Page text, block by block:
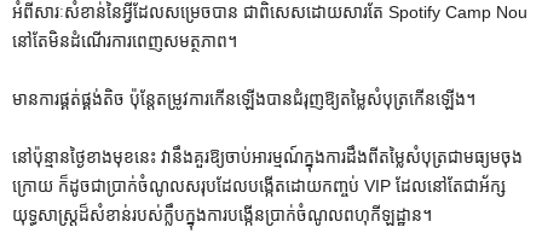
អំពីសារៈសំខាន់នៃអ្វីដែលសម្រេចបាន ជាពិសេសដោយសារតែ Spotify Camp Nou
នៅតែមិនដំណើរការពេញសមត្ថភាព។
មានការផ្គត់ផ្គង់តិច ប៉ុន្តែតម្រូវការកើនឡើងបានជំរុញឱ្យតម្លៃសំបុត្រកើនឡើង។
នៅប៉ុន្មានថ្ងៃខាងមុខនេះ វានឹងគួរឱ្យចាប់អារម្មណ៍ក្នុងការដឹងពីតម្លៃសំបុត្រជាមធ្យមចុង
ក្រោយ ក៏ដូចជាប្រាក់ចំណូលសរុបដែលបង្កើតដោយកញ្ចប់ VIP ដែលនៅតែជាអ័ក្ស
យុទ្ធសាស្ត្រដ៏សំខាន់របស់ក្លឹបក្នុងការបង្កើនប្រាក់ចំណូលពហុកីឡដ្ឋាន។